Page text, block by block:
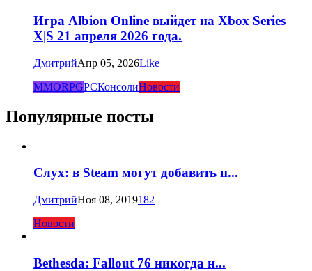
Игра Albion Online выйдет на Xbox Series
X|S 21 апреля 2026 года.
ДмитрийАпр 05, 2026Like
MMORPGPCКонсолиНовости
Популярные посты
Слух: в Steam могут добавить п...
ДмитрийНоя 08, 2019182
Новости
Bethesda: Fallout 76 никогда н...